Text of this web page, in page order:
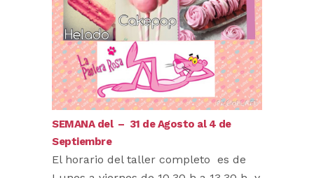
SEMANA del – 31 de Agosto al 4 de
Septiembre
El horario del taller completo es de